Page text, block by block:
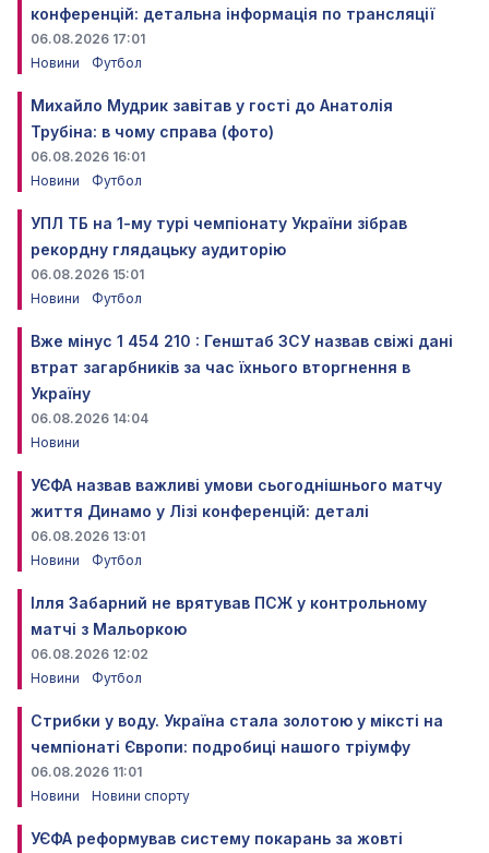
конференцій: детальна інформація по трансляції
06.08.2026 17:01
Новини
Футбол
Михайло Мудрик завітав у гості до Анатолія
Трубіна: в чому справа (фото)
06.08.2026 16:01
Новини
Футбол
УПЛ ТБ на 1-му турі чемпіонату України зібрав
рекордну глядацьку аудиторію
06.08.2026 15:01
Новини
Футбол
Вже мінус 1 454 210 : Генштаб ЗСУ назвав свіжі дані
втрат загарбників за час їхнього вторгнення в
Україну
06.08.2026 14:04
Новини
УЄФА назвав важливі умови сьогоднішнього матчу
життя Динамо у Лізі конференцій: деталі
06.08.2026 13:01
Новини
Футбол
Ілля Забарний не врятував ПСЖ у контрольному
матчі з Мальоркою
06.08.2026 12:02
Новини
Футбол
Стрибки у воду. Україна стала золотою у міксті на
чемпіонаті Європи: подробиці нашого тріумфу
06.08.2026 11:01
Новини
Новини спорту
УЄФА реформував систему покарань за жовті